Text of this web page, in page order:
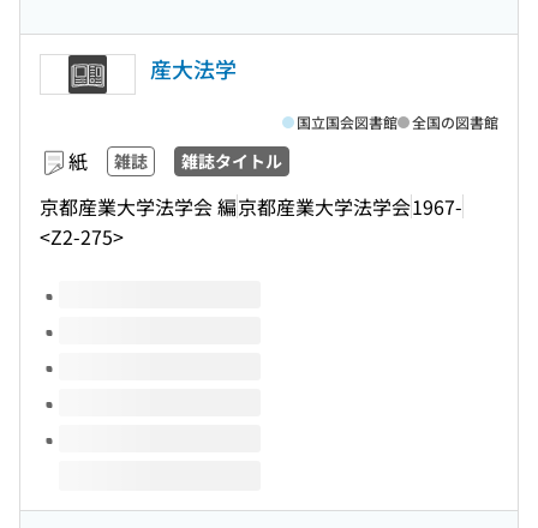
産大法学
紙 雑誌 雑誌タイトル
京都産業大学法学会 編京都産業大学法学会1967-
<Z2-275>
国立国会図書館 全国の図書館
このタイトルの巻号